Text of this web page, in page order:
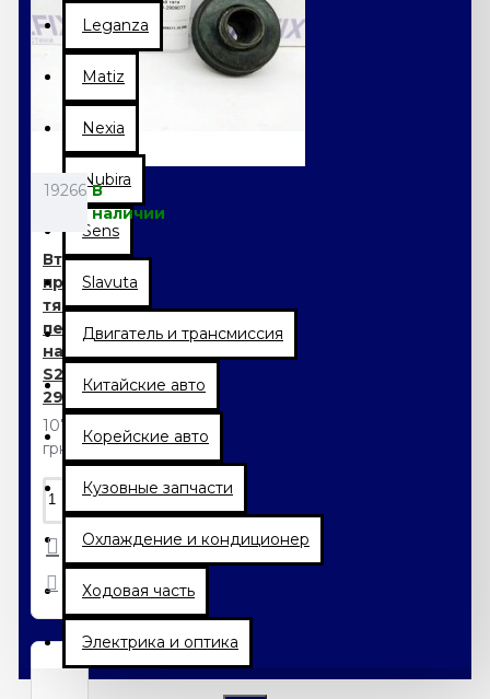
Leganza
Matiz
Nexia
Nubira
Sens
Slavuta
Двигатель и трансмиссия
Китайские авто
Корейские авто
Кузовные запчасти
Охлаждение и кондиционер
Ходовая часть
Электрика и оптика
19266 В
наличии
Втулка
продольной
тяги JAGGI
передней
наружная
S21-
2909077
107.10
грн.